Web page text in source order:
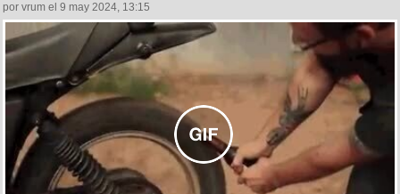
por vrum el 9 may 2024, 13:15